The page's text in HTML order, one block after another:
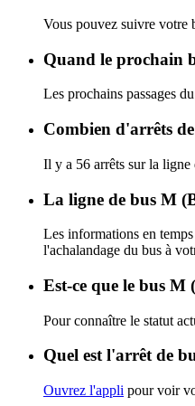
Vous pouvez suivre votre
Quand le prochain
Les prochains passages
Combien d'arrêts
Il y a 56 arrêts sur la
La ligne de bus M
Les informations en
l'achalandage du bus à
Est-ce que le bus M
Pour connaître le statut
Quel est l'arrêt de
Ouvrez l'appli pour voir